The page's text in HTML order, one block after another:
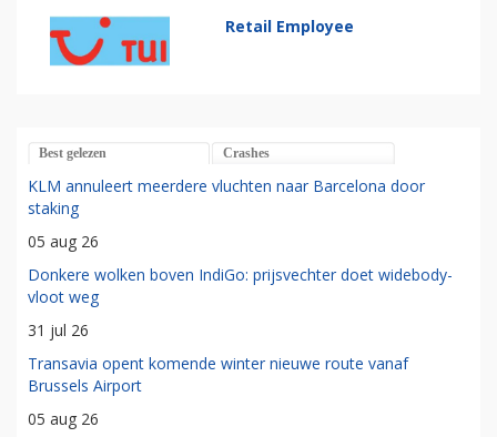
Retail Employee
Best gelezen Crashes
KLM annuleert meerdere vluchten naar Barcelona door
staking
05 aug 26
Donkere wolken boven IndiGo: prijsvechter doet widebody-
vloot weg
31 jul 26
Transavia opent komende winter nieuwe route vanaf
Brussels Airport
05 aug 26